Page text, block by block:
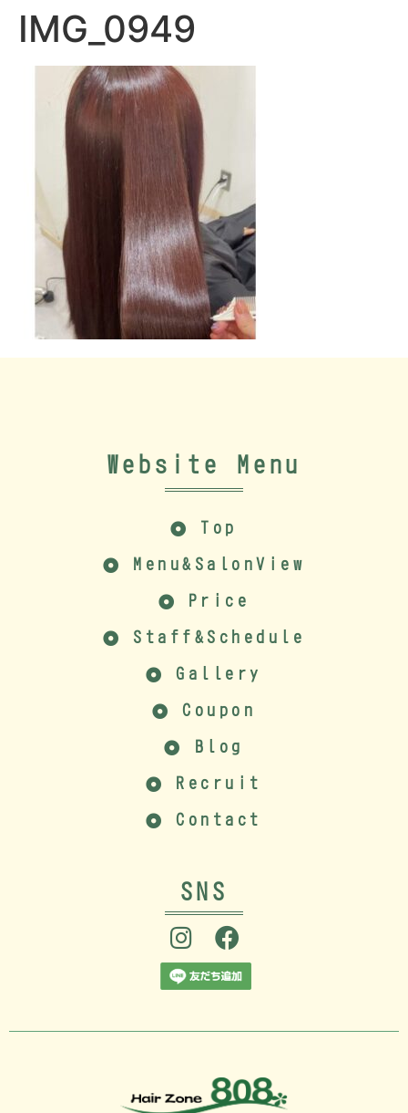
IMG_0949
Website Menu
Top
Menu&SalonView
Price
Staff&Schedule
Gallery
Coupon
Blog
Recruit
Contact
SNS